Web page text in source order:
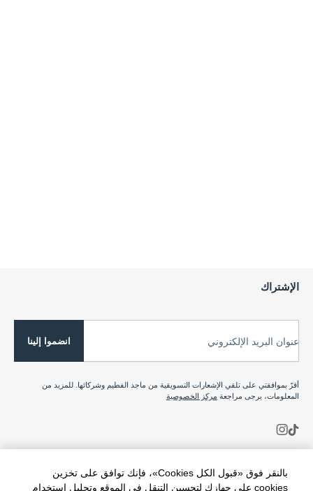
بالنقر فوق «قبول الكل Cookies»، فإنك توافق على تخزين
cookies على جهازك لتحسين التنقل في الموقع وتحليل استخدام
الإشتراك
عنوان البريد الإلكتروني انضموا إلينا
أقرّ بموافقتي على تلقي الإشعارات التسويقية من ماجد الفطيم وشركائها. للمزيد من
المعلومات، يرجى مراجعة مركز الخصوصية